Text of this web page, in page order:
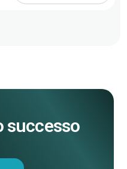
successo